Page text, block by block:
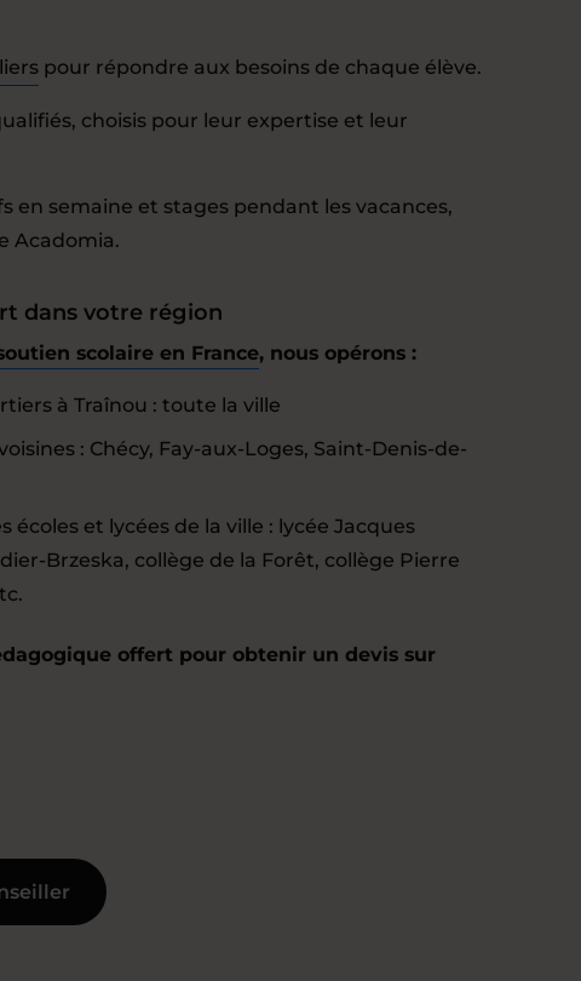
pour répondre aux besoins de chaque élève.
choisis pour leur expertise et leur
en semaine et stages pendant les vacances,
Acadomia.
dans votre région
scolaire en France, nous opérons :
à Traînou : toute la ville
: Chécy, Fay-aux-Loges, Saint-Denis-de-
écoles et lycées de la ville : lycée Jacques
Brzeska, collège de la Forêt, collège Pierre
offert pour obtenir un devis sur